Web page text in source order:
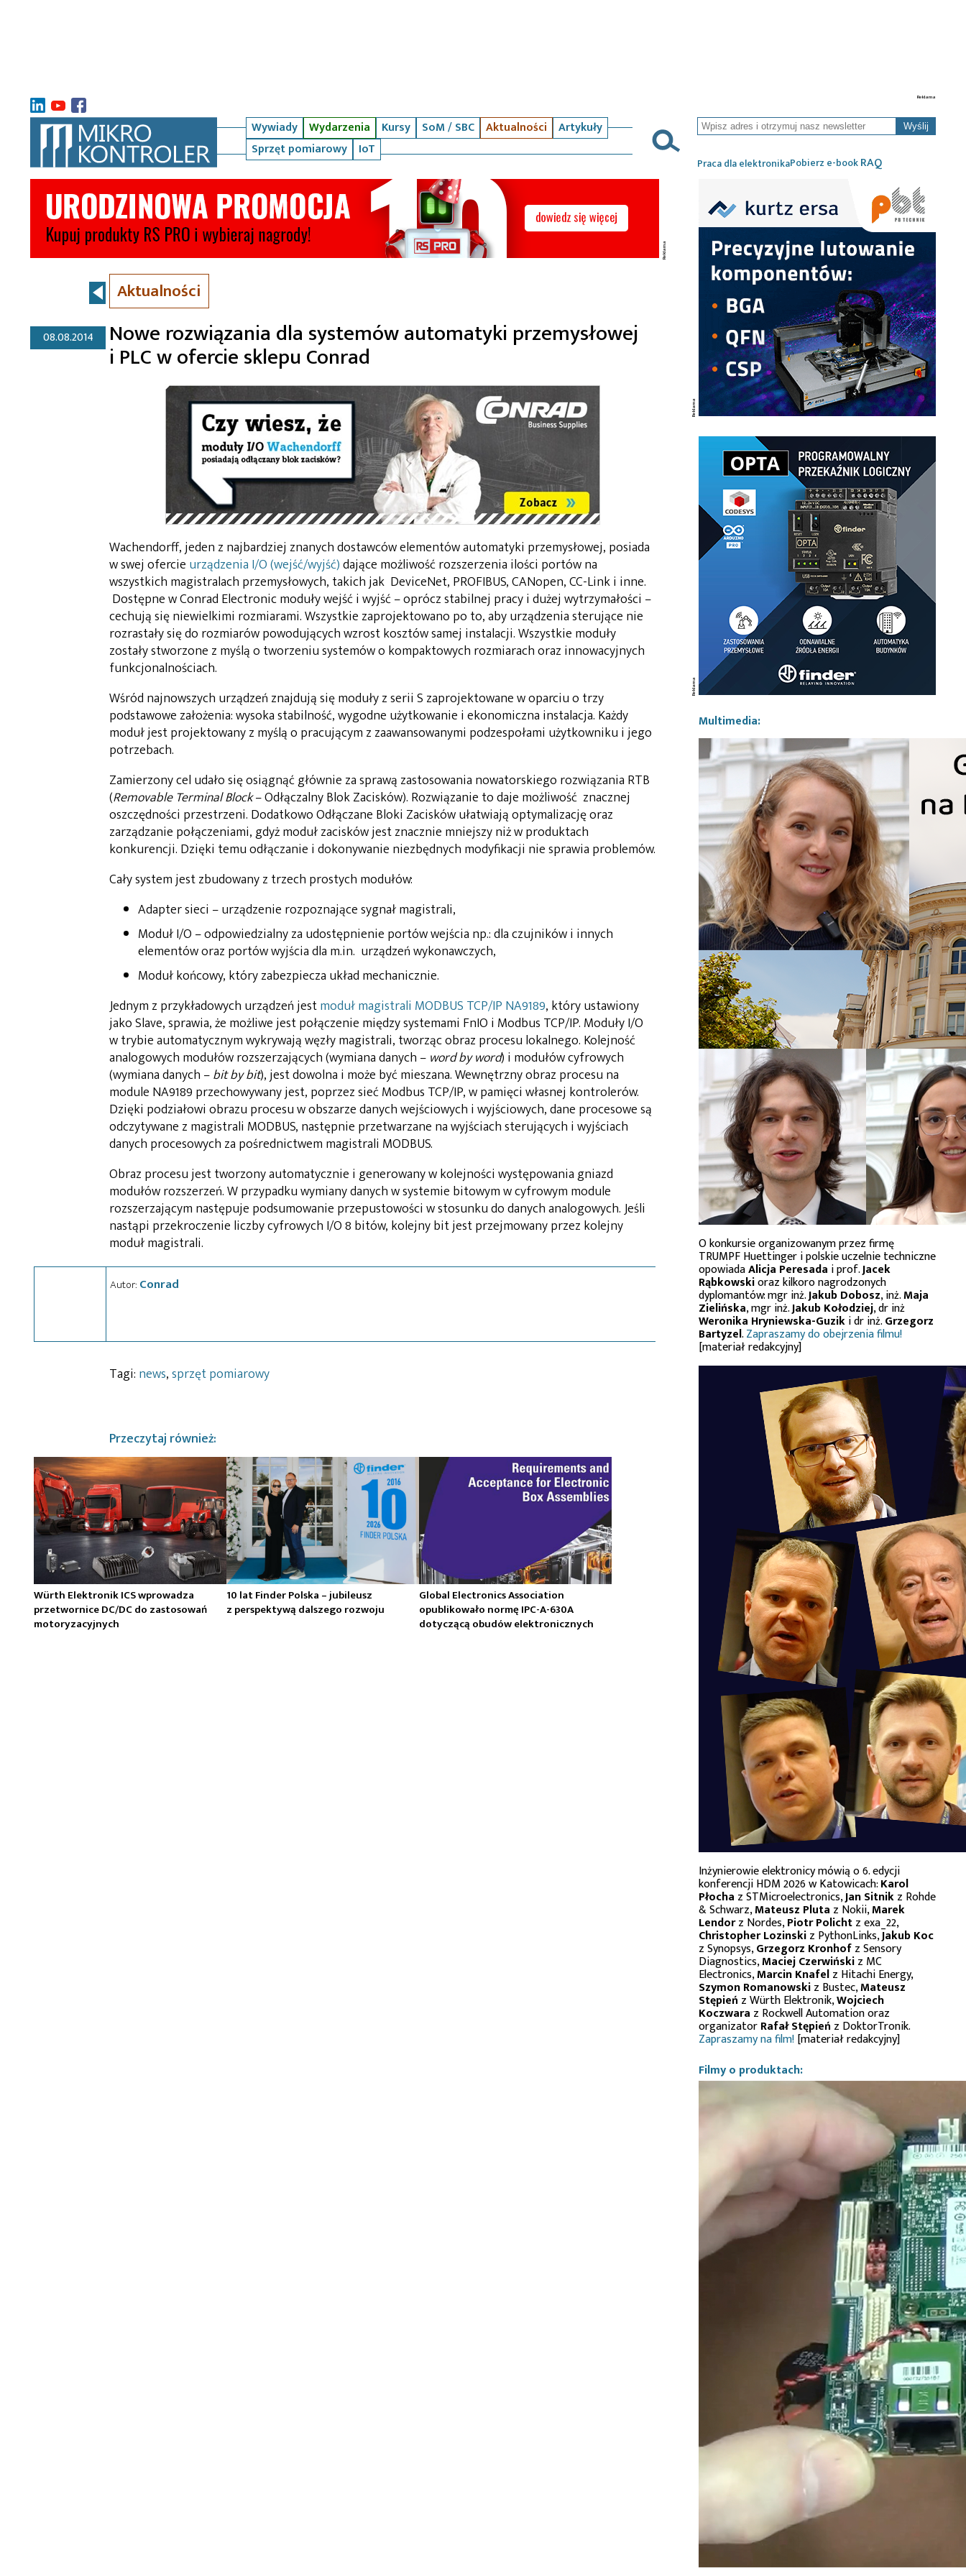
Wywiady Wydarzenia Kursy SoM / SBC Aktualności
Artykuły
Sprzęt pomiarowy
IoT
Wyślij
Praca dla elektronikaPobierz e-bookRAQ
Aktualności
08.08.2014 Nowe rozwiązania dla systemów automatyki przemysłowej
i PLC w ofercie sklepu Conrad
Wachendorff, jeden z najbardziej znanych dostawców elementów automatyki przemysłowej, posiada
w swej ofercie urządzenia I/O (wejść/wyjść)dające możliwość rozszerzenia ilości portów na
wszystkich magistralach przemysłowych, takich jak DeviceNet, PROFIBUS, CANopen, CC-Link i inne.
Dostępne w Conrad Electronic moduły wejść i wyjść – oprócz stabilnej pracy i dużej wytrzymałości –
cechują się niewielkimi rozmiarami. Wszystkie zaprojektowano po to, aby urządzenia sterujące nie
rozrastały się do rozmiarów powodujących wzrost kosztów samej instalacji. Wszystkie moduły
zostały stworzone z myślą o tworzeniu systemów o kompaktowych rozmiarach oraz innowacyjnych
funkcjonalnościach.
Wśród najnowszych urządzeń znajdują się moduły z serii S zaprojektowane w oparciu o trzy
podstawowe założenia: wysoka stabilność, wygodne użytkowanie i ekonomiczna instalacja. Każdy
moduł jest projektowany z myślą o pracującym z zaawansowanymi podzespołami użytkowniku i jego
potrzebach.
Zamierzony cel udało się osiągnąć głównie za sprawą zastosowania nowatorskiego rozwiązania RTB
(Removable Terminal Block– Odłączalny Blok Zacisków). Rozwiązanie to daje możliwość znacznej
oszczędności przestrzeni. Dodatkowo Odłączane Bloki Zacisków ułatwiają optymalizację oraz
zarządzanie połączeniami, gdyż moduł zacisków jest znacznie mniejszy niż w produktach
konkurencji. Dzięki temu odłączanie i dokonywanie niezbędnych modyfikacji nie sprawia problemów.
Cały system jest zbudowany z trzech prostych modułów:
Adapter sieci – urządzenie rozpoznające sygnał magistrali,
Moduł I/O – odpowiedzialny za udostępnienie portów wejścia np.: dla czujników i innych
elementów oraz portów wyjścia dla m.in. urządzeń wykonawczych,
Moduł końcowy, który zabezpiecza układ mechanicznie.
Jednym z przykładowych urządzeń jestmoduł magistrali MODBUS TCP/IP NA9189, który ustawiony
jako Slave, sprawia, że możliwe jest połączenie między systemami FnIO i Modbus TCP/IP. Moduły I/O
w trybie automatycznym wykrywają węzły magistrali, tworząc obraz procesu lokalnego. Kolejność
analogowych modułów rozszerzających (wymiana danych – word by word) i modułów cyfrowych
(wymiana danych –bit by bit), jest dowolna i może być mieszana. Wewnętrzny obraz procesu na
module NA9189 przechowywany jest, poprzez sieć Modbus TCP/IP, w pamięci własnej kontrolerów.
Dzięki podziałowi obrazu procesu w obszarze danych wejściowych i wyjściowych, dane procesowe są
odczytywane z magistrali MODBUS, następnie przetwarzane na wyjściach sterujących i wyjściach
danych procesowych za pośrednictwem magistrali MODBUS.
Obraz procesu jest tworzony automatycznie i generowany w kolejności występowania gniazd
modułów rozszerzeń. W przypadku wymiany danych w systemie bitowym w cyfrowym module
rozszerzającym następuje podsumowanie przepustowości w stosunku do danych analogowych. Jeśli
nastąpi przekroczenie liczby cyfrowych I/O 8 bitów, kolejny bit jest przejmowany przez kolejny
moduł magistrali.
Autor: Conrad
Tagi: news,sprzęt pomiarowy
Przeczytaj również:
Würth Elektronik ICS wprowadza
przetwornice DC/DC do zastosowań
motoryzacyjnych
10 lat Finder Polska – jubileusz
z perspektywą dalszego rozwoju
Global Electronics Association
opublikowało normę IPC-A-630A
dotyczącą obudów elektronicznych
Multimedia:
O konkursie organizowanym przez firmę
TRUMPF Huettinger i polskie uczelnie techniczne
opowiadaAlicja Peresada i prof.Jacek
Rąbkowskioraz kilkoro nagrodzonych
dyplomantów: mgr inż.Jakub Dobosz, inż.Maja
Zielińska, mgr inż.Jakub Kołodziej, dr inż
Weronika Hryniewska-Guziki dr inż.Grzegorz
Bartyzel.Zapraszamy do obejrzenia filmu!
[materiał redakcyjny]
Inżynierowie elektronicy mówią o 6. edycji
konferencji HDM 2026 w Katowicach:Karol
Płocha z STMicroelectronics,Jan Sitnikz Rohde
& Schwarz,Mateusz Pluta z Nokii,Marek
Lendorz Nordes,Piotr Polichtz exa_22,
Christopher Lozinskiz PythonLinks,Jakub Koc
z Synopsys,Grzegorz Kronhofz Sensory
Diagnostics,Maciej Czerwińskiz MC
Electronics,Marcin Knafelz Hitachi Energy,
Szymon Romanowskiz Bustec,Mateusz
Stępień z Würth Elektronik,Wojciech
Koczwara z Rockwell Automation oraz
organizatorRafał Stępień z DoktorTronik.
Zapraszamy na film![materiał redakcyjny]
Filmy o produktach: